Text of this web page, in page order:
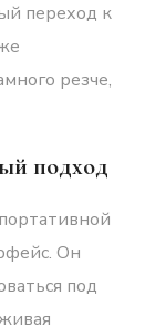
переход к
резче,
подход
Он
под